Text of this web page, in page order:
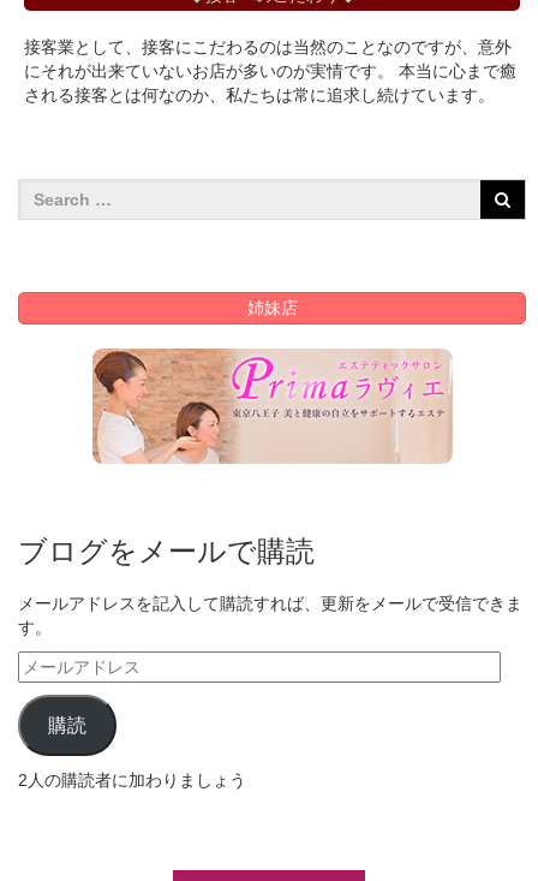
接客業として、接客にこだわるのは当然のことなのですが、意外
にそれが出来ていないお店が多いのが実情です。 本当に心まで癒
される接客とは何なのか、私たちは常に追求し続けています。
姉妹店
ブログをメールで購読
メールアドレスを記入して購読すれば、更新をメールで受信できま
す。
メ
ー
ル
ア
ド
レ
購読
2人の購読者に加わりましょう